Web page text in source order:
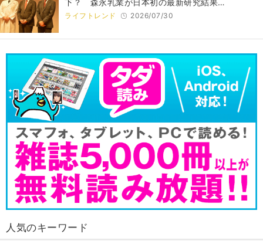
ライフトレンド 2026/07/30
人気のキーワード